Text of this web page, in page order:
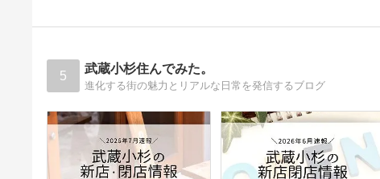
5 武蔵小杉住んでみた。
進化する街の魅力とリアルな日常を発信するブログ